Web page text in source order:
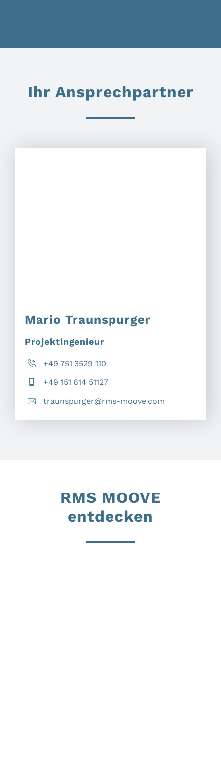
Ihr Ansprechpartner
Mario Traunspurger
Projektingenieur
+49 751 3529 110
+49 151 614 51127
traunspurger@rms-moove.com
RMS MOOVE
entdecken